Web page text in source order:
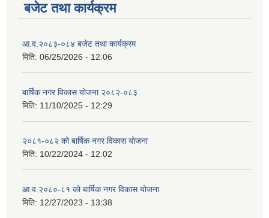
बजेट तथा कार्यक्रम
आ.व.२०८३-०८४ बजेट तथा कार्यक्रम
मिति: 06/25/2026 - 12:06
बार्षिक नगर विकास योजना २०८२-०८३
मिति: 11/10/2025 - 12:29
२०८१-०८२ को बार्षिक नगर विकास योजना
मिति: 10/22/2024 - 12:02
आ.व.२०८०-८१ को बार्षिक नगर विकास योजना
मिति: 12/27/2023 - 13:38